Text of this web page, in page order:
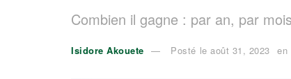
Combien il gagne : par an, par
Isidore Akouete Posté le août 31, 2023 en